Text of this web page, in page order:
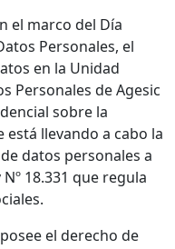
el marco del Día
Personales, el
en la Unidad
Personales de Agesic
sobre la
llevando a cabo la
datos personales a
18.331 que regula
el derecho de